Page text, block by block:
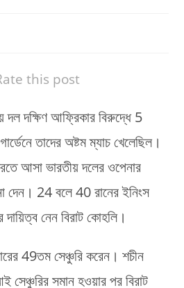
this post
দল দক্ষিণ আফ্রিকার বিরুদ্ধে 5
তাদের অষ্টম ম্যাচ খেলেছিল।
আসা ভারতীয় দলের ওপেনার
দেন। 24 বলে 40 রানের ইনিংস
নেন বিরাট কোহলি।
49তম সেঞ্চুরি করেন। শচীন
সমান হওয়ার পর বিরাট